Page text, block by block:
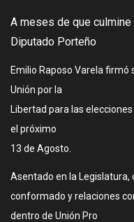
A meses de que
Diputado Porteño
Emilio Raposo Varela
Unión por la
Libertad para las
el próximo
13 de Agosto.
Asentado en la
conformado y relaciones
dentro de Unión Pro